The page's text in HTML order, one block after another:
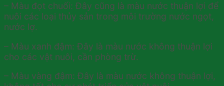
– Màu đọt chuối: Đây cũng là màu nước thuận lợi để
nuôi các loại thủy sản trong môi trường nước ngọt,
nước lợ.
– Màu xanh đậm: Đây là màu nước không thuận lợi
cho các vật nuôi, cần phòng trừ.
– Màu vàng đậm: Đây là màu nước không thuận lợi,